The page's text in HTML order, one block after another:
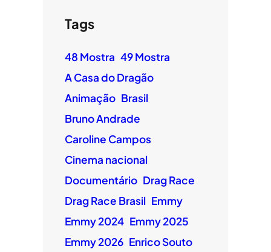
Tags
48 Mostra 49 Mostra
A Casa do Dragão
Animação Brasil
Bruno Andrade
Caroline Campos
Cinema nacional
Documentário Drag Race
Drag Race Brasil Emmy
Emmy 2024 Emmy 2025
Emmy 2026 Enrico Souto